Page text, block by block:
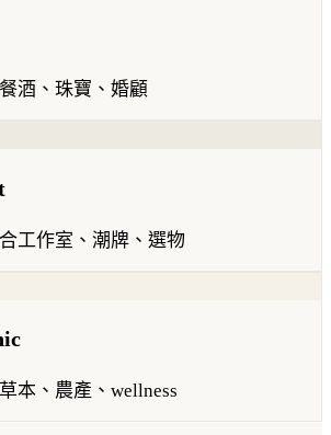
酒、珠寶、婚顧
工作室、潮牌、選物
本、農產、wellness